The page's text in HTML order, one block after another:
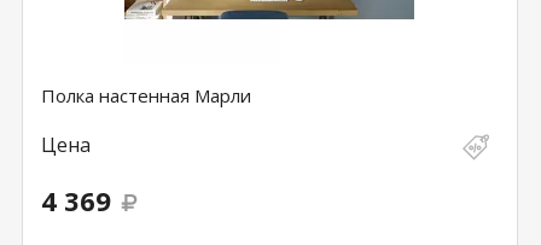
Полка настенная Марли
Цена
4 369